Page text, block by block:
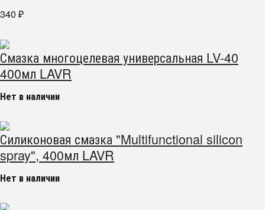
340 ₽
Смазка многоцелевая универсальная LV-40
400мл LAVR
Нет в наличии
Силиконовая смазка "Multifunctional silicon
spray", 400мл LAVR
Нет в наличии